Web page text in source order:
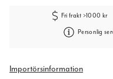
Fri frakt >1000 kr
Personlig
Importörsinformation